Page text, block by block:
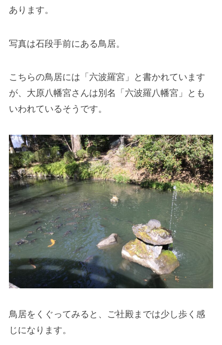
あります。
写真は石段手前にある鳥居。
こちらの鳥居には「六波羅宮」と書かれています
が、大原八幡宮さんは別名「六波羅八幡宮」とも
いわれているそうです。
鳥居をくぐってみると、ご社殿までは少し歩く感
じになります。